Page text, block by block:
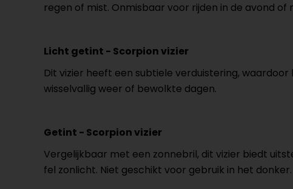
regen of mist. Onmisbaar voor rijden in de avond of
Licht getint - Scorpion vizier
Dit vizier heeft een subtiele verduistering,
wisselvallig weer of bewolkte dagen.
Getint - Scorpion vizier
Vergelijkbaar met een zonnebril, dit vizier biedt
fel zonlicht. Niet geschikt voor gebruik in het donker.